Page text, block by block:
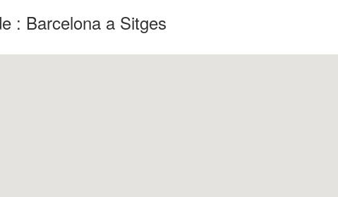
: Barcelona a Sitges